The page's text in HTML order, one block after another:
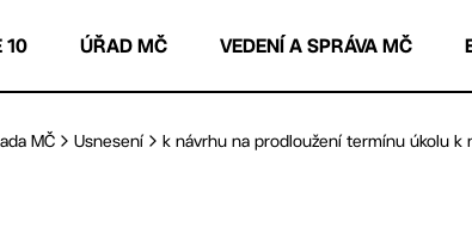
10 ÚŘAD MČ VEDENÍ A SPRÁVA MČ
MČ Usnesení k návrhu na prodloužení termínu úkolu k